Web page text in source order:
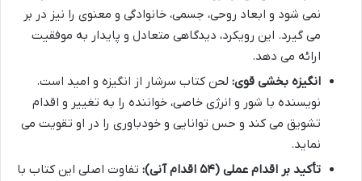
نمی شود و ابعاد روحی، جسمی، خانوادگی و معنوی را نیز در بر
می گیرد. این رویکرد، دیدگاهی متعادل و پایدار به موفقیت
ارائه می دهد.
انگیزه بخشی قوی: لحن کتاب سرشار از انگیزه و امید است.
نویسنده با شور و انرژی خاصی، خواننده را به تغییر و اقدام
تشویق می کند و حس توانایی و خودباوری را در او تقویت می
نماید.
تأکید بر اقدام عملی (۵۴ اقدام آنی):
تفاوت اصلی این کتاب با